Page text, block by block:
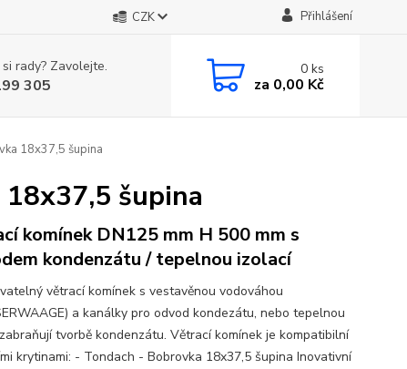
CZK Přihlášení
rady? Zavolejte.
305
0ks
za 0,00 Kč
18x37,5 šupina
šupina
komínek DN125 mm H 500 mm s
kondenzátu / tepelnou izolací
větrací komínek s vestavěnou vodováhou
a kanálky pro odvod kondezátu, nebo tepelnou
tvorbě kondenzátu. Větrací komínek je kompatibilní
krytinami: - Tondach - Bobrovka 18x37,5 šupina Inovativní